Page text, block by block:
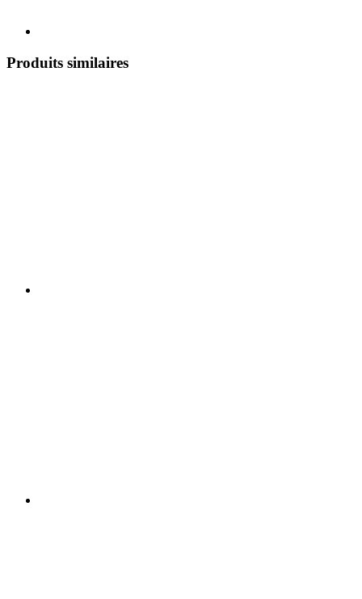
Produits similaires